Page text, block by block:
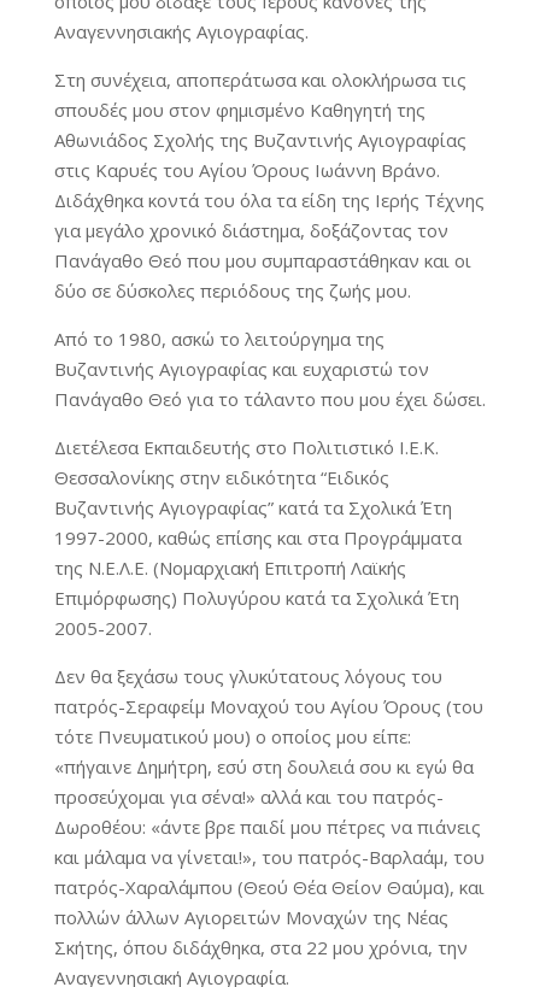
Αναγεννησιακής Αγιογραφίας.
Στη συνέχεια, αποπεράτωσα και ολοκλήρωσα τις
σπουδές μου στον φημισμένο Καθηγητή της
Αθωνιάδος Σχολής της Βυζαντινής Αγιογραφίας
στις Καρυές του Αγίου Όρους Ιωάννη Βράνο.
Διδάχθηκα κοντά του όλα τα είδη της Ιερής Τέχνης
για μεγάλο χρονικό διάστημα, δοξάζοντας τον
Πανάγαθο Θεό που μου συμπαραστάθηκαν και οι
δύο σε δύσκολες περιόδους της ζωής μου.
Από το 1980, ασκώ το λειτούργημα της
Βυζαντινής Αγιογραφίας και ευχαριστώ τον
Πανάγαθο Θεό για το τάλαντο που μου έχει δώσει.
Διετέλεσα Εκπαιδευτής στο Πολιτιστικό Ι.Ε.Κ.
Θεσσαλονίκης στην ειδικότητα “Ειδικός
Βυζαντινής Αγιογραφίας” κατά τα Σχολικά Έτη
1997-2000, καθώς επίσης και στα Προγράμματα
της Ν.Ε.Λ.Ε. (Νομαρχιακή Επιτροπή Λαϊκής
Επιμόρφωσης) Πολυγύρου κατά τα Σχολικά Έτη
2005-2007.
Δεν θα ξεχάσω τους γλυκύτατους λόγους του
πατρός-Σεραφείμ Μοναχού του Αγίου Όρους (του
τότε Πνευματικού μου) ο οποίος μου είπε:
«πήγαινε Δημήτρη, εσύ στη δουλειά σου κι εγώ θα
προσεύχομαι για σένα!» αλλά και του πατρός-
Δωροθέου: «άντε βρε παιδί μου πέτρες να πιάνεις
και μάλαμα να γίνεται!», του πατρός-Βαρλαάμ, του
πατρός-Χαραλάμπου (Θεού Θέα Θείον Θαύμα), και
πολλών άλλων Αγιορειτών Μοναχών της Νέας
Σκήτης, όπου διδάχθηκα, στα 22 μου χρόνια, την
Αναγεννησιακή Αγιογραφία.